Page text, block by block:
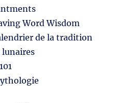
Word Wisdom
de la tradition
lunaires